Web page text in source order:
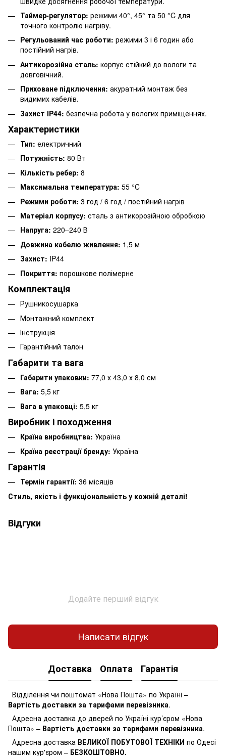
Таймер-регулятор: режими 40°, 45° та 50 °C для
точного контролю нагріву.
Регульований час роботи: режими 3 і 6 годин або
постійний нагрів.
Антикорозійна сталь: корпус стійкий до вологи та
довговічний.
Приховане підключення: акуратний монтаж без
видимих кабелів.
Захист IP44: безпечна робота у вологих приміщеннях.
Характеристики
Тип: електричний
Потужність: 80 Вт
Кількість ребер: 8
Максимальна температура: 55 °C
Режими роботи: 3 год / 6 год / постійний нагрів
Матеріал корпусу: сталь з антикорозійною обробкою
Напруга: 220–240 В
Довжина кабелю живлення: 1,5 м
Захист: IP44
Покриття: порошкове полімерне
Комплектація
Рушникосушарка
Монтажний комплект
Інструкція
Гарантійний талон
Габарити та вага
Габарити упаковки: 77,0 х 43,0 х 8,0 см
Вага: 5,5 кг
Вага в упаковці: 5,5 кг
Виробник і походження
Країна виробництва: Україна
Країна реєстрації бренду: Україна
Гарантія
Термін гарантії: 36 місяців
Стиль, якість і функціональність у кожній деталі!
Відгуки
Додайте перший відгук
Написати відгук
Доставка Оплата Гарантія
Відділення чи поштомат «Нова Пошта» по Україні –
Вартість доставки за тарифами перевізника.
Адресна доставка до дверей по Україні кур’єром «Нова
Пошта» – Вартість доставки за тарифами перевізника.
Адресна доставка ВЕЛИКОЇ ПОБУТОВОЇ ТЕХНІКИ по Одесі
нашим кур'єром – БЕЗКОШТОВНО.